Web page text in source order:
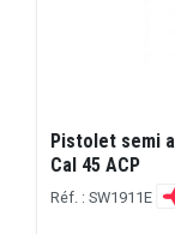
Pistolet semi
Cal 45 ACP
Réf. : SW1911E